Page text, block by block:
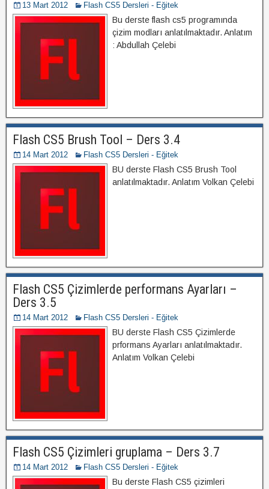
13 Mart 2012 Flash CS5 Dersleri - Eğitek
Bu derste flash cs5 programında
çizim modları anlatılmaktadır. Anlatım
: Abdullah Çelebi
Flash CS5 Brush Tool – Ders 3.4
14 Mart 2012 Flash CS5 Dersleri - Eğitek
BU derste Flash CS5 Brush Tool
anlatılmaktadır. Anlatım Volkan Çelebi
Flash CS5 Çizimlerde performans Ayarları –
Ders 3.5
14 Mart 2012 Flash CS5 Dersleri - Eğitek
BU derste Flash CS5 Çizimlerde
prformans Ayarları anlatılmaktadır.
Anlatım Volkan Çelebi
Flash CS5 Çizimleri gruplama – Ders 3.7
14 Mart 2012 Flash CS5 Dersleri - Eğitek
Bu derste Flash CS5 çizimleri